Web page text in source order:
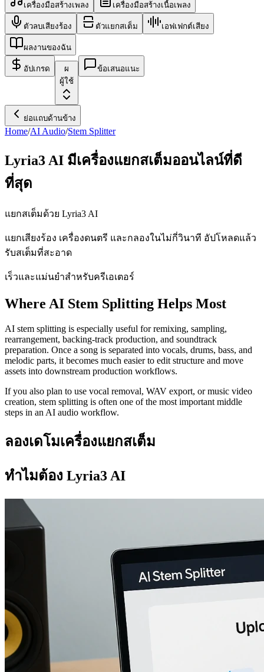
เครื่องมือสร้างเพลง เครื่องมือสร้างเนื้อเพลง
ตัวลบเสียงร้อง ตัวแยกสเต็ม เอฟเฟกต์เสียง
ผลงานของฉัน
อัปเกรด
ผ
ผู้ใช้
ข้อเสนอแนะ
ย่อแถบด้านข้าง
Home/AI Audio/Stem Splitter
Lyria3 AI มีเครื่องแยกสเต็มออนไลน์ที่ดี
ที่สุด
แยกสเต็มด้วย Lyria3 AI
แยกเสียงร้อง เครื่องดนตรี และกลองในไม่กี่วินาที อัปโหลดแล้ว
รับสเต็มที่สะอาด
เร็วและแม่นยำสำหรับครีเอเตอร์
Where AI Stem Splitting Helps Most
AI stem splitting is especially useful for remixing, sampling,
rearrangement, backing-track production, and soundtrack
preparation. Once a song is separated into vocals, drums, bass, and
melodic parts, it becomes much easier to edit structure and move
assets into downstream production workflows.
If you also plan to use vocal removal, WAV export, or music video
creation, stem splitting is often one of the most important middle
steps in an AI audio workflow.
ลองเดโมเครื่องแยกสเต็ม
ทำไมต้อง Lyria3 AI